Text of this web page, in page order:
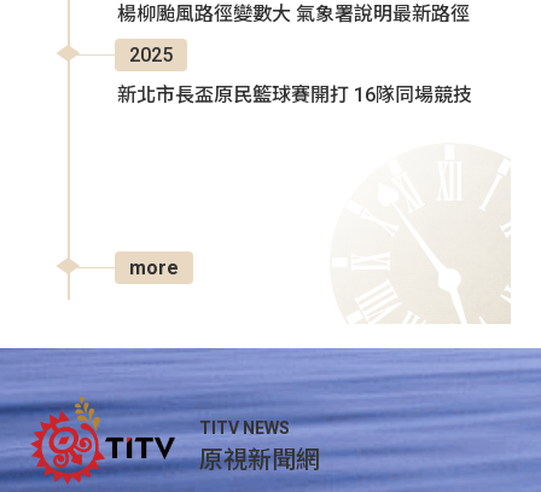
楊柳颱風路徑變數大 氣象署說明最新路徑
2025
新北市長盃原民籃球賽開打 16隊同場競技
more
TITV NEWS
原視新聞網